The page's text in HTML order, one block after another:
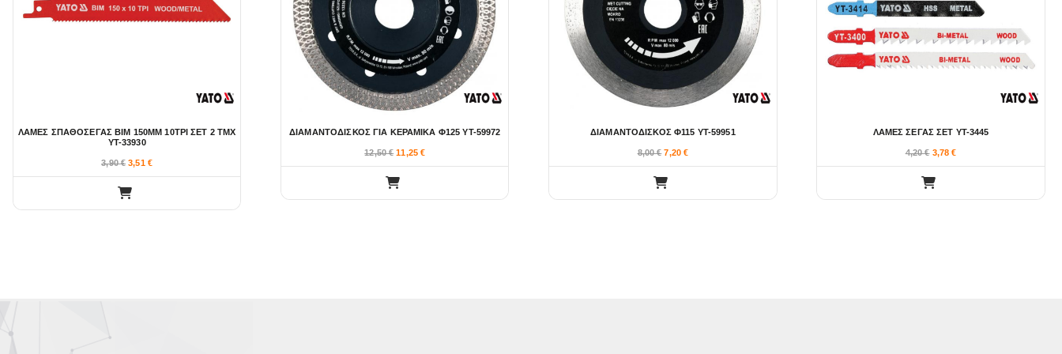
ΛΑΜΕΣ ΣΠΑΘΟΣΕΓΑΣ BIM 150MM 10TPI ΣΕΤ 2 ΤΜΧ
YT-33930
3,90€ 3,51 €
ΔΙΑΜΑΝΤΟΔΙΣΚΟΣ ΓΙΑ ΚΕΡΑΜΙΚΑ Φ125 YT-59972
12,50€ 11,25€
ΔΙΑΜΑΝΤΟΔΙΣΚΟΣ Φ115 YT-59951
8,00€ 7,20€
ΛΑΜΕΣ ΣΕΓΑΣ ΣΕΤ YT-3445
4,20€ 3,78€